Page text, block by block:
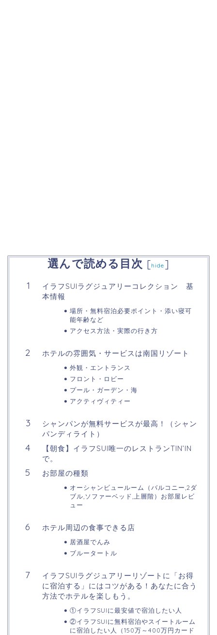
選んで読める目次 [hide ]
イラフSUIラグジュアリーコレクション 基
本情報
場所・無料宿泊必要ポイント・添い寝可
能年齢など
アクセス方法・実際の行き方
ホテルの雰囲気・サービスは南国リゾート
外観・エントランス
フロント・ロビー
プール・ガーデン・海
アクティヴィティー
シャンパンが無料サービスが最高！（シャン
パンディライト）
【朝食】イラフSUI唯一のレストランTIN’IN
で。
お部屋の種類
オーシャンビュールーム（バルコニー,2ダ
ブル,ソファーベッド,上層階）お部屋レビ
ュー
ホテル周辺の食事できる店
居酒屋でんみ
ブルータートル
イラフSUIラグジュアリーリゾートに「お得
に宿泊する」にはコツがある！あなたに合う
方法でホテルを楽しもう。
①イラフSUIに最安値で宿泊したい人
②イラフSUIに無料宿泊やスイートルーム
に宿泊したい人（150万～400万円カード